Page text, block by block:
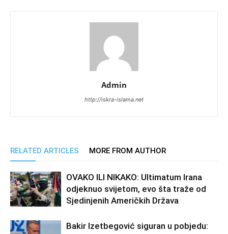
Admin
http://iskra-islama.net
RELATED ARTICLES MORE FROM AUTHOR
OVAKO ILI NIKAKO: Ultimatum Irana
odjeknuo svijetom, evo šta traže od
Sjedinjenih Američkih Država
Bakir Izetbegović siguran u pobjedu: